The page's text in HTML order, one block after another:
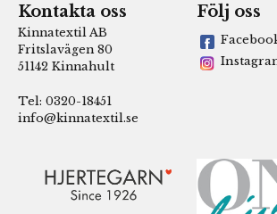
Kontakta oss
Kinnatextil AB
Fritslavägen 80
51142 Kinnahult
Tel: 0320-18451
info@kinnatextil.se
Följ oss